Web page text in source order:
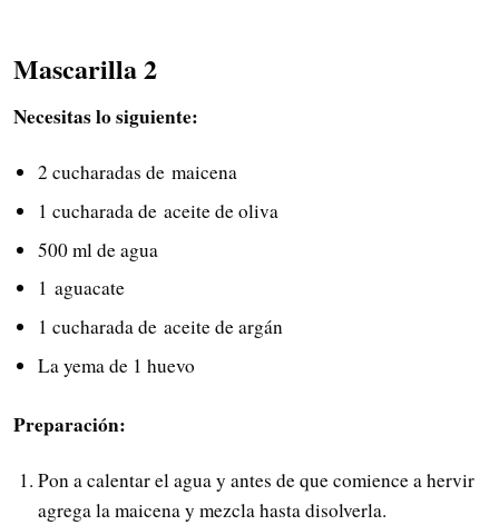
Mascarilla 2
Necesitas lo siguiente:
2 cucharadas de maicena
1 cucharada de aceite de oliva
500 ml de agua
1 aguacate
1 cucharada de aceite de argán
La yema de 1 huevo
Preparación:
Pon a calentar el agua y antes de que comience a hervir
agrega la maicena y mezcla hasta disolverla.